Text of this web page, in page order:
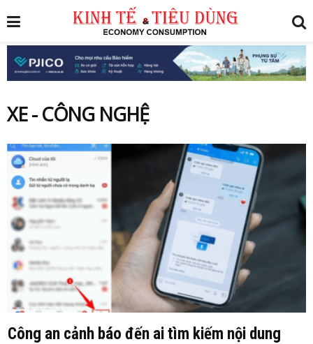
XE - CÔNG NGHỆ
Công an cảnh báo đến ai tìm kiếm nội dung